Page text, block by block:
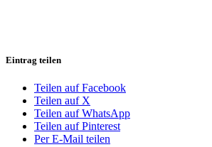
Eintrag teilen
Teilen auf Facebook
Teilen auf X
Teilen auf WhatsApp
Teilen auf Pinterest
Per E-Mail teilen